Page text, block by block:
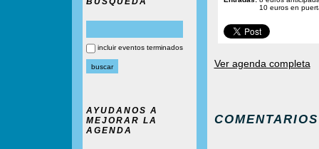
incluir eventos terminados
AYUDANOS A
MEJORAR LA
AGENDA
10 euros en
Ver agenda completa
COMENTARIOS